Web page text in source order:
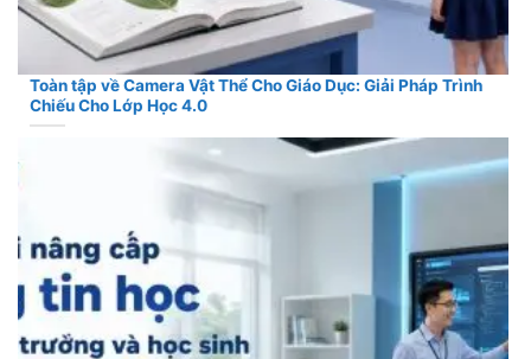
Toàn tập về Camera Vật Thể Cho Giáo Dục: Giải Pháp Trình
Chiếu Cho Lớp Học 4.0